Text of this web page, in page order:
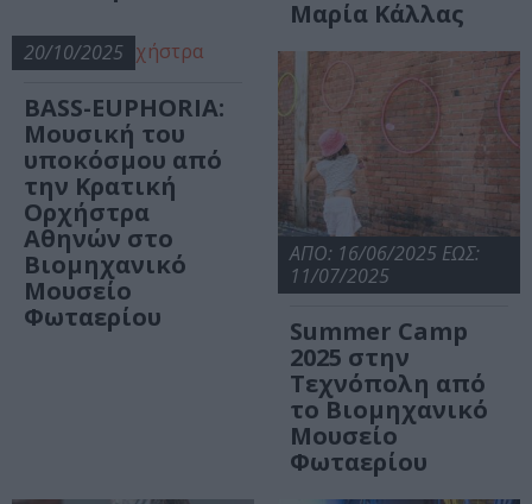
Μαρία Κάλλας
20/10/2025
BASS-EUPHORIA:
Μουσική του
υποκόσμου από
την Κρατική
Ορχήστρα
Αθηνών στο
Βιομηχανικό
Μουσείο
Φωταερίου
ΑΠΟ: 16/06/2025 ΕΩΣ:
11/07/2025
Summer Camp
2025 στην
Τεχνόπολη από
το Βιομηχανικό
Μουσείο
Φωταερίου